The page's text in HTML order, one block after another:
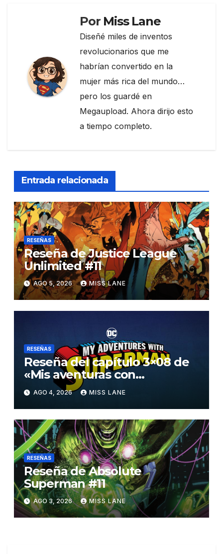
Por Miss Lane
Diseñé miles de inventos
revolucionarios que me
habrían convertido en la
mujer más rica del mundo…
pero los guardé en
Megaupload. Ahora dirijo esto
a tiempo completo.
Entrada relacionada
RESEÑAS
Reseña de Justice League
Unlimited #11
AGO 5, 2026 MISS LANE
RESEÑAS
Reseña del capítulo 3×08 de
«Mis aventuras con
Superman»
AGO 4, 2026 MISS LANE
RESEÑAS
Reseña de Absolute
Superman #11
AGO 3, 2026 MISS LANE